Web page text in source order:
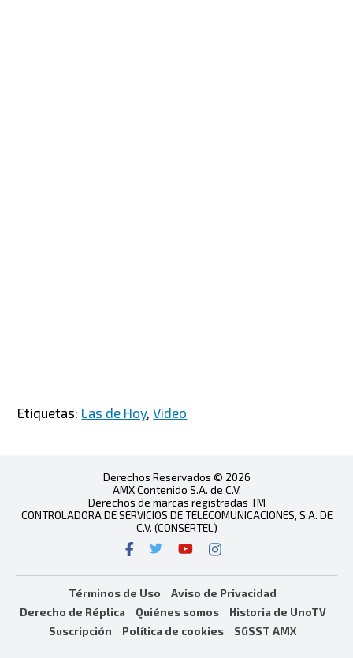
Etiquetas: Las de Hoy,Video
Derechos Reservados © 2026
AMX Contenido S.A. de C.V.
Derechos de marcas registradas TM
CONTROLADORA DE SERVICIOS DE TELECOMUNICACIONES, S.A. DE
C.V. (CONSERTEL)
Términos de Uso
Aviso de Privacidad
Derecho de Réplica
Quiénes somos
Historia de UnoTV
Suscripción
Política de cookies SGSST AMX